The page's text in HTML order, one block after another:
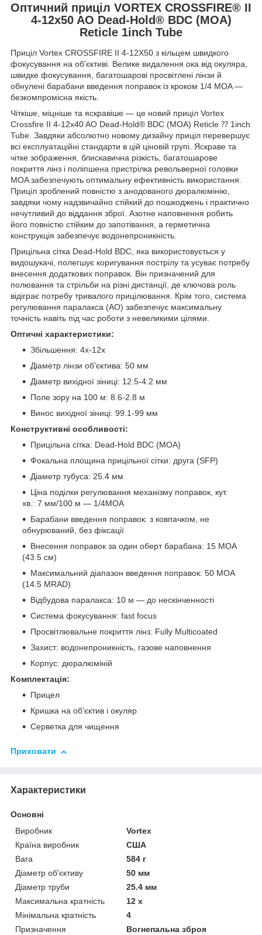
Оптичний приціл VORTEX CROSSFIRE® II
4-12x50 AO Dead-Hold® BDC (MOA)
Reticle 1inch Tube
Приціл Vortex CROSSFIRE II 4-12X50 з кільцем швидкого
фокусування на об'єктиві. Велике видалення ока від окуляра,
швидке фокусування, багатошарові просвітлені лінзи й
обнулені барабани введення поправок із кроком 1/4 MOA —
безкомпромісна якість.
Чіткіше, міцніше та яскравіше — це новий приціл Vortex
Crossfire II 4-12x40 AO Dead-Hold® BDC (MOA) Reticle ⁇ 1inch
Tube. Завдяки абсолютно новому дизайну приціл перевершує
всі експлуатаційні стандарти в цій ціновій групі. Яскраве та
чітке зображення, блискавична різкість, багатошарове
покриття лінз і поліпшена пристрілка револьверної головки
MOA забезпечують оптимальну ефективність використання.
Приціл зроблений повністю з анодованого дюралюмінію,
завдяки чому надзвичайно стійкий до пошкоджень і практично
нечутливий до віддання зброї. Азотне наповнення робить
його повністю стійким до запотівання, а герметична
конструкція забезпечує водонепроникність.
Прицільна сітка Dead-Hold BDC, яка використовується у
видошукачі, полегшує коригування пострілу та усуває потребу
внесення додаткових поправок. Він призначений для
полювання та стрільби на різні дистанції, де ключова роль
відіграє потребу тривалого прицілювання. Крім того, система
регулювання паралакса (AO) забезпечує максимальну
точність навіть під час роботи з невеликими цілями.
Оптичні характеристики:
Збільшення: 4х-12х
Діаметр лінзи об'єктива: 50 мм
Діаметр вихідної зіниці: 12.5-4.2 мм
Поле зору на 100 м: 8.6-2.8 м
Винос вихідної зіниці: 99.1-99 мм
Конструктивні особливості:
Прицільна сітка: Dead-Hold BDC (MOA)
Фокальна площина прицільної сітки: друга (SFP)
Діаметр тубуса: 25.4 мм
Ціна поділки регулювання механізму поправок, кут.
хв.: 7 мм/100 м — 1/4MOA
Барабани введення поправок: з ковпачком, не
обнурюваний, без фіксації
Внесення поправок за один оберт барабана: 15 MOA
(43.5 см)
Максимальний діапазон введення поправок: 50 MOA
(14.5 MRAD)
Відбудова паралакса: 10 м — до нескінченності
Система фокусування: fast focus
Просвітлювальне покриття лінз: Fully Multicoated
Захист: водонепроникність, газове наповнення
Корпус: дюралюміній
Комплектація:
Прицел
Кришка на об'єктив і окуляр
Серветка для чищення
Приховати
Характеристики
Основні
Виробник
Vortex
Країна виробник
США
Вага
584 г
Діаметр об'єктиву
50 мм
Діаметр труби
25.4 мм
Максимальна кратність
12 х
Мінімальна кратність
4
Призначення
Вогнепальна зброя